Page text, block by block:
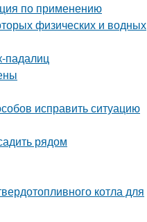
по применению
физических и водных
падалиц
исправить ситуацию
рядом
котла для